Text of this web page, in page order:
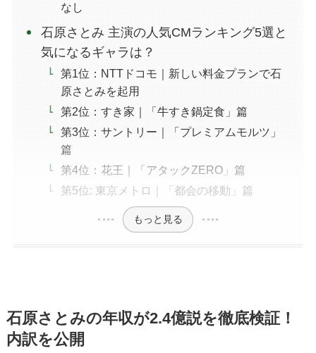
なし
石原さとみ 主演の人気CMランキング5選と
気になるギャラは？
第1位：NTTドコモ｜新しい料金プランで石
原さとみを起用
第2位：すき家｜「牛すき鍋定食」篇
第3位：サントリー｜「プレミアムモルツ」
篇
第4位：花王｜「アタックZERO」篇
第5位: 東京メトロ｜「都会の移動」篇
もっと見る
石原さとみの年収が2.4億説を徹底検証！
内訳を公開